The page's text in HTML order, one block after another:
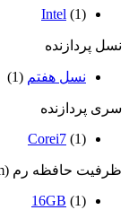
Intel (1)
نسل پردازنده
نسل هفتم (1)
سری پردازنده
Corei7 (1)
ظرفیت حافظه رم (Ram)
16GB (1)